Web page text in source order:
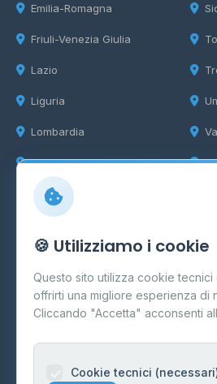
Emilia-Romagna
Friuli-Venezia Giulia
Lazio
Liguria
Lombardia
Marche
Info
Cos'è il GPL
FAQ
Contatti
Informazioni legali
🍪 Utilizziamo i cookie
Questo sito utilizza cookie
offrirti una migliore esperienza di
Cliccando "Accetta" acconsenti
Cookie tecnici